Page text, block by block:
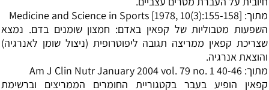
מתוך: Medicine and Science in Sports [1978, 10(3):155-158]
השפעות מטבוליות של קפאין באדם: חמצון שומנים בדם. נמצא
שצריכת קפאין ממריצה תגובה ליפוטרופית (ניצול שומן לאנרגיה)
והוצאת אנרגיה.
מתוך: Am J Clin Nutr January 2004 vol. 79 no. 1 40-46
קפאין הופיע בעבר בקטגוריית החומרים הממריצים וברשימת